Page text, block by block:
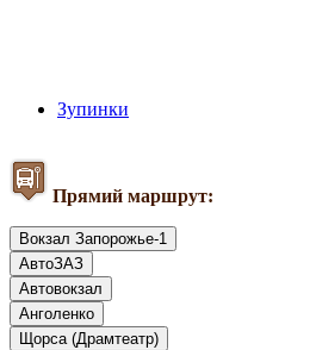
Зупинки
Прямий маршрут:
Вокзал Запорожье-1
АвтоЗАЗ
Автовокзал
Анголенко
Щорса (Драмтеатр)